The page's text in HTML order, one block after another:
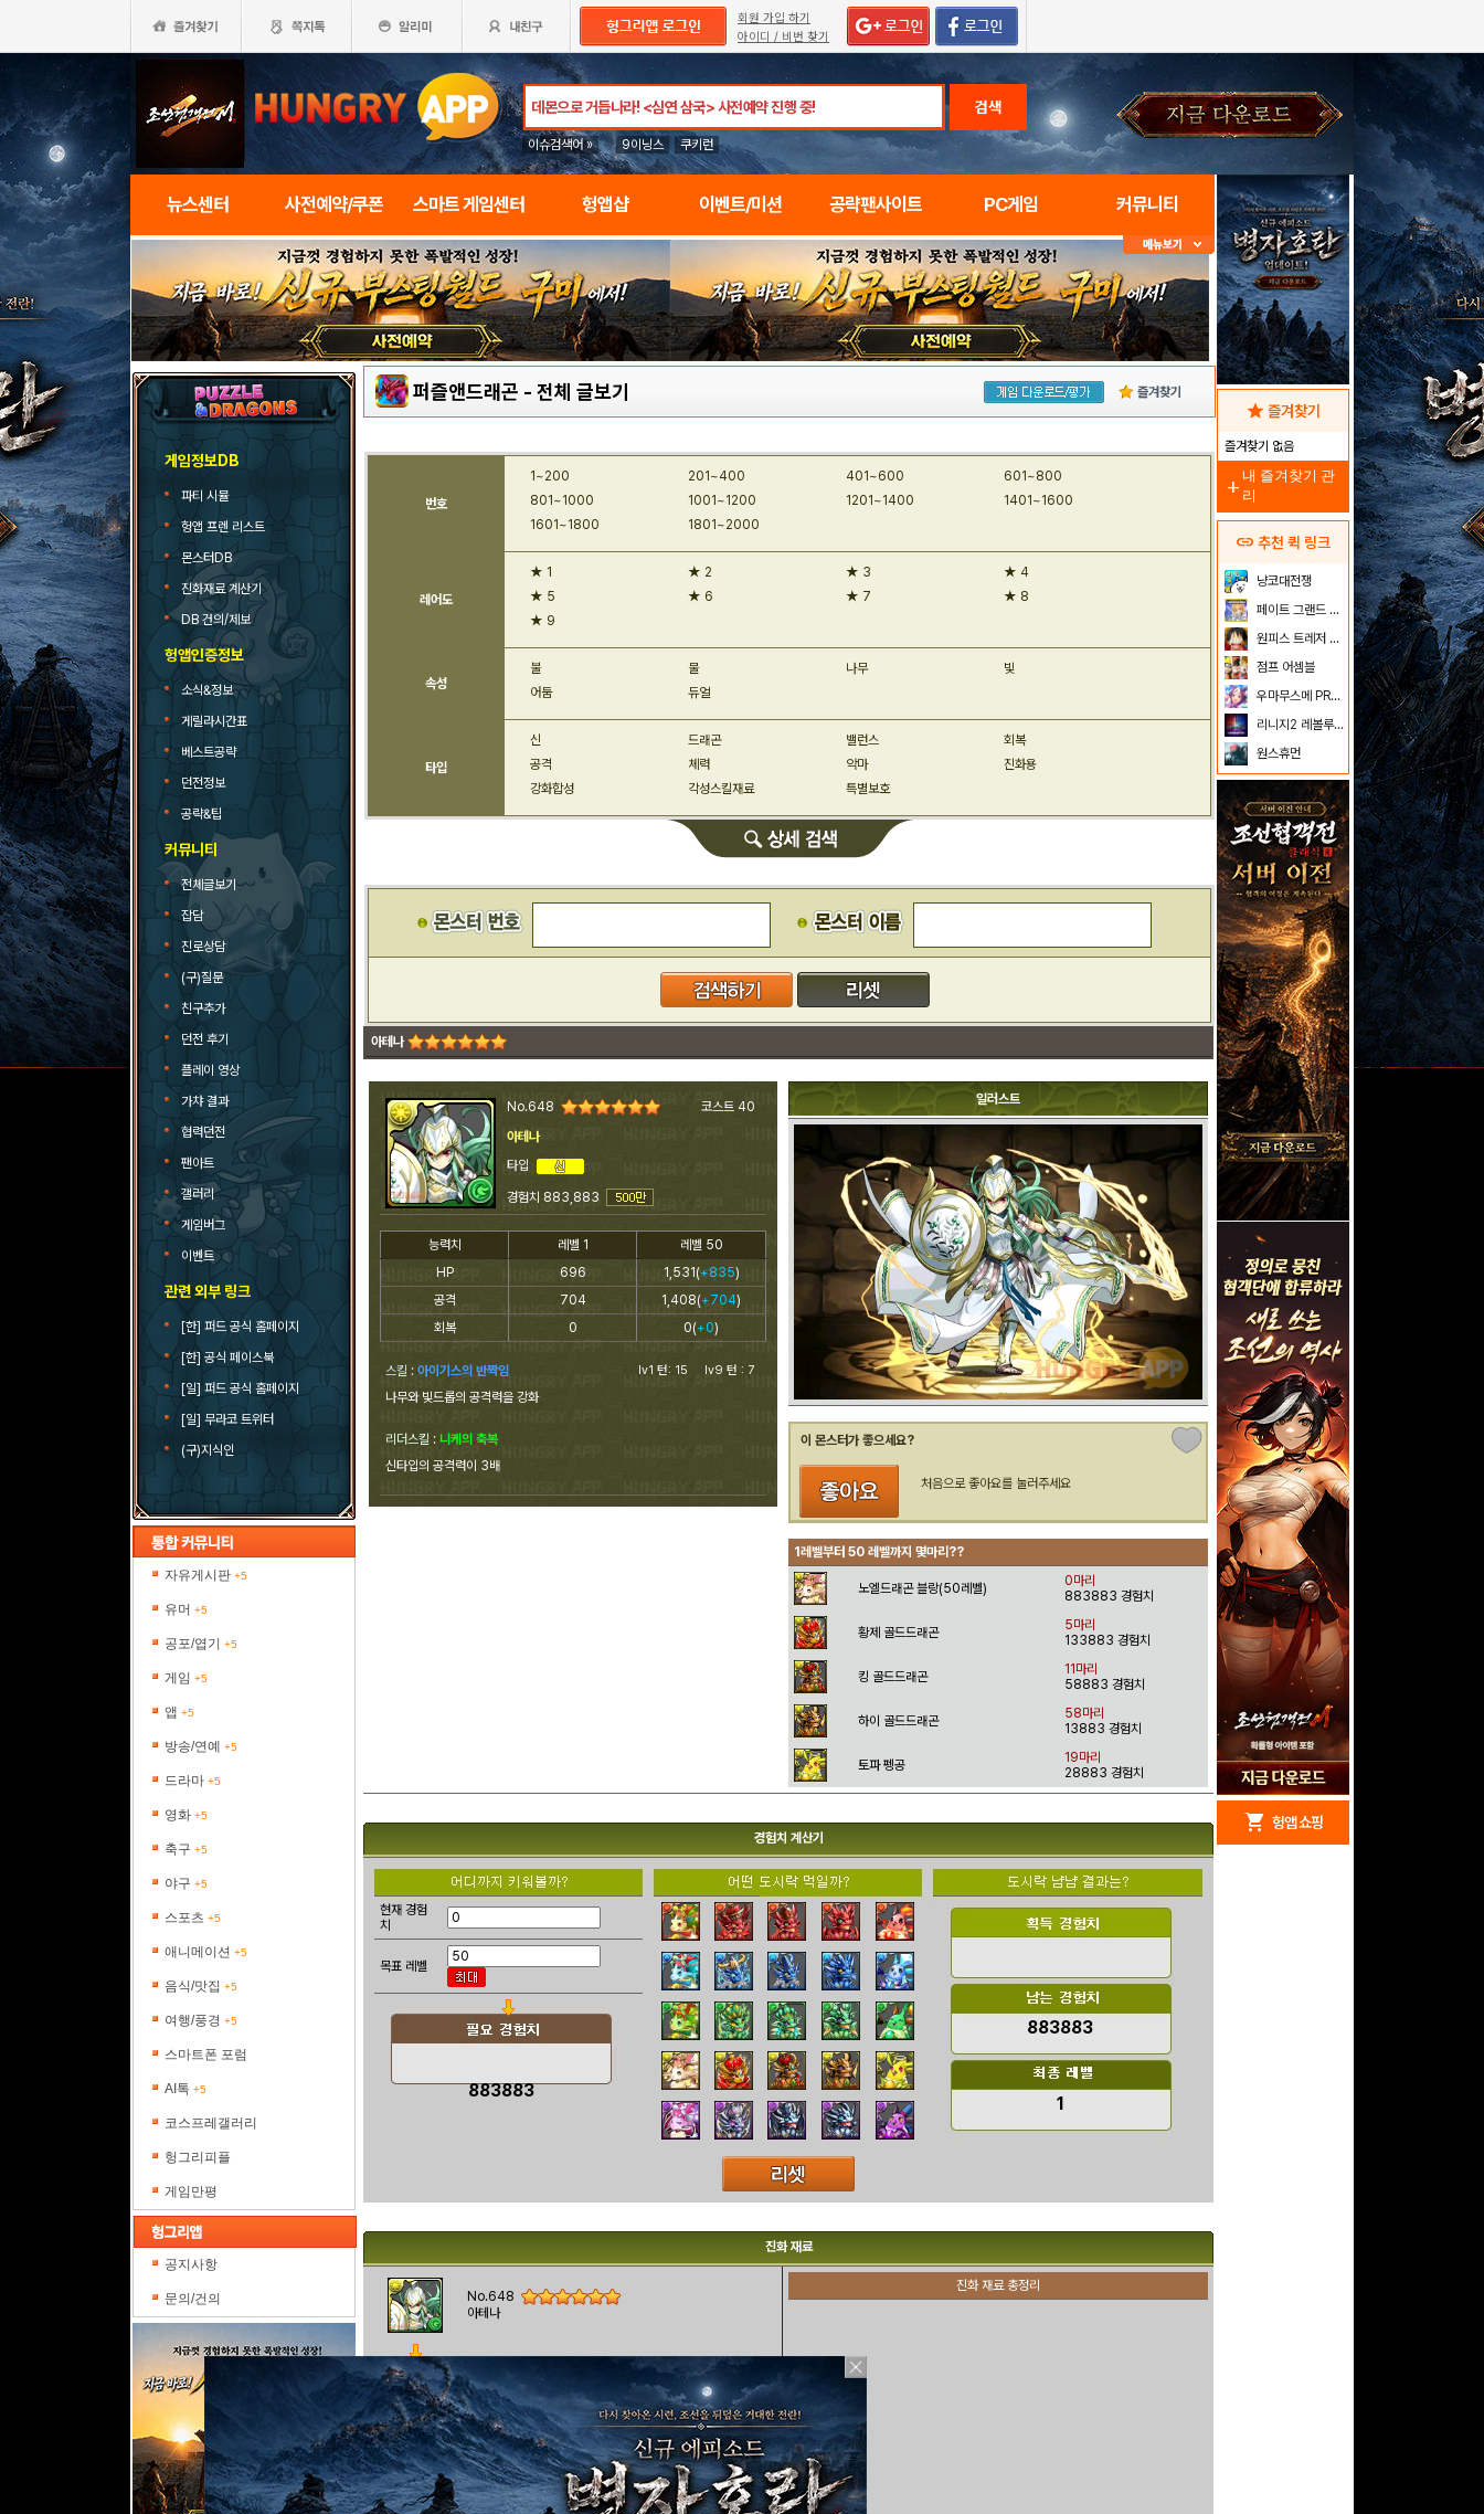
회원 가입 하기
아이디 / 비번 찾기
검색
이슈검색어 » 9이닝스 쿠키런
뉴스센터 사전예약/쿠폰 스마트 게임센터 헝앱샵 이벤트/미션 공략팬사이트 PC게임 커뮤니티
게임정보DB
파티 시뮬
헝앱 프렌 리스트
몬스터DB
진화재료 계산기
DB 건의/제보
헝앱인증정보
소식&정보
게릴라시간표
베스트공략
던전정보
공략&팁
커뮤니티
전체글보기
잡담
진로상담
(구)질문
친구추가
던전 후기
플레이 영상
가챠 결과
협력던전
팬아트
갤러리
게임버그
이벤트
관련 외부 링크
[한] 퍼드 공식 홈페이지
[한] 공식 페이스북
[일] 퍼드 공식 홈페이지
[일] 무라코 트위터
(구)지식인
자유게시판 +5
유머 +5
공포/엽기 +5
게임 +5
앱 +5
방송/연예 +5
드라마 +5
영화 +5
축구 +5
야구 +5
스포츠 +5
애니메이션 +5
음식/맛집 +5
여행/풍경 +5
스마트폰 포럼
AI톡 +5
코스프레갤러리
헝그리피플
게임만평
공지사항
문의/건의
퍼즐앤드래곤 - 전체 글보기 즐겨찾기
번호
1~200 201~400 401~600
601~800
801~1000
1001~1200 1201~1400
1401~1600
1601~1800
1801~2000
레어도
★ 1 ★ 2 ★ 3
★ 4
★ 5
★ 6 ★ 7
★ 8
★ 9
속성
불 물 나무
빛
어둠
듀얼
타입
신 드래곤 밸런스
회복
공격
체력 악마
진화용
강화합성
각성스킬재료 특별보호
아테나
No.648
코스트 40
아테나
타입
경험치 883,883
능력치 레벨 1
레벨 50
HP
696 1,531(+835)
공격
704 1,408(+704)
회복
0 0(+0)
스킬 : 아이기스의 반짝임 lv1 턴: 15 lv9 턴 : 7
나무와 빛드롭의 공격력을 강화
리더스킬 : 니케의 축복
신타입의 공격력이 3배
일러스트
이 몬스터가 좋으세요?
처음으로 좋아요를 눌러주세요
1레벨부터 50 레벨까지 몇마리??
노엘드래곤 블랑(50레벨)
0마리
883883 경험치
황제 골드드래곤
5마리
133883 경험치
킹 골드드래곤
11마리
58883 경험치
하이 골드드래곤
58마리
13883 경험치
토파 펭공
19마리
28883 경험치
경험치 계산기
현재 경험
치
목표 레벨
883883
883883
1
진화 재료
No.648
아테나
No.649
각성 아테나
No.1422
성도의 수호신 아테나
진화 재료 총정리
star 즐겨찾기
즐겨찾기 없음
add 내 즐겨찾기 관
리
link 추천 퀵 링크
냥코대전쟁
페이트 그랜드 오더
원피스 트레저 크루즈
점프 어셈블
우마무스메 PRETTY DERBY
리니지2 레볼루션
원스휴먼
redeem 헝앱 경품
문화상품권 10000원
5,000원 (추첨)
15,000원 (추첨)
shopping_cart 헝앱 쇼핑